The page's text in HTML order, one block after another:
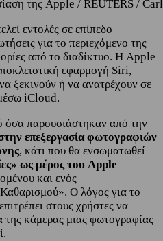
της Apple / REUTERS /
εντολές σε επίπεδο
για το περιεχόμενο της
από το διαδίκτυο. Η Apple
εφαρμογή Siri,
ξεκινούν ή να ανατρέχουν σε
iCloud.
όσα παρουσιάστηκαν από την
επεξεργασία φωτογραφιών
, κάτι που θα ενσωματωθεί
ως μέρος του Apple
και ενός
Ο λόγος για το
στους χρήστες να
κάμερας μιας φωτογραφίας